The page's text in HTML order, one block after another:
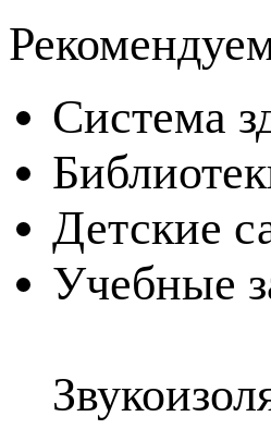
Система
Детские
Учебные